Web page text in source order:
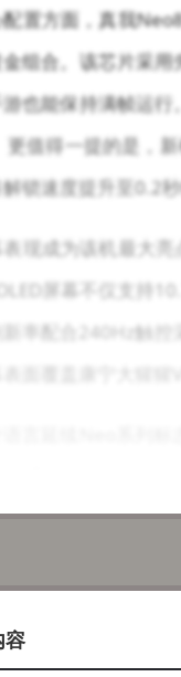
置方面，真我
组合。该芯片采用
也能保持满帧运
更值得一提的是，
锁速度提升至0.2秒
表现成为该机最大
屏幕不仅支持
新率配合240Hz触
表面覆盖康宁大猩
摄系统，右侧"觉醒
来电时则通过渐
模组采用全新镀膜
核心温度直降5℃
容